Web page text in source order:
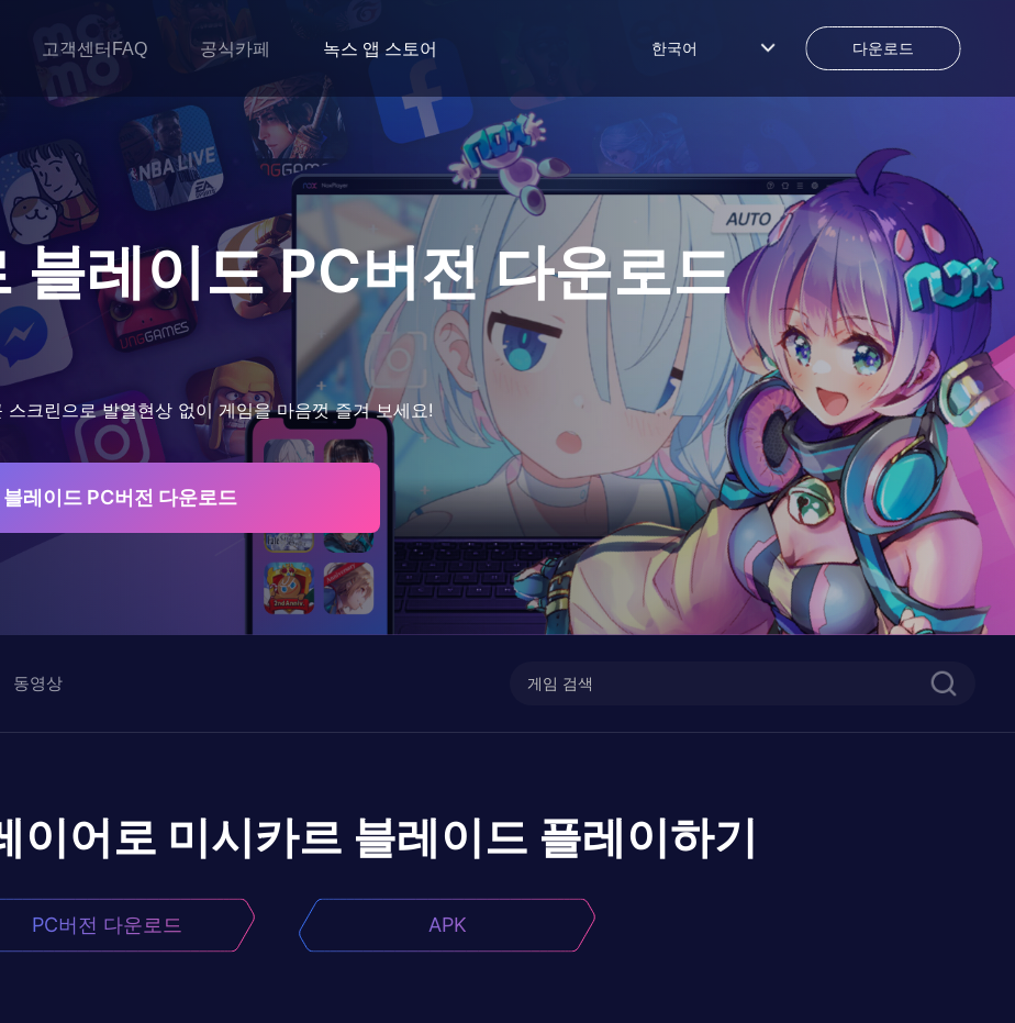
고객센터FAQ 공식카페 녹스 앱 스토어 한국어 다운로드
블레이드PC버전 다운로드
크린으로 발열현상 없이 게임을 마음껏 즐겨 보세요!
레이드 PC버전 다운로드
동영상
이어로 미시카르 블레이드 플레이하기
PC버전 다운로드 APK